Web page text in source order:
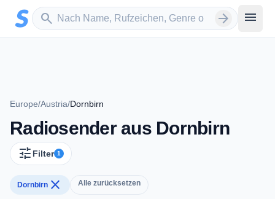
Zum Hauptinhalt springen
search
Sender suchen arrow_forward menu
Europe/Austria/Dornbirn
Radiosender aus Dornbirn
tune Filter 1
Dornbirn close Alle zurücksetzen